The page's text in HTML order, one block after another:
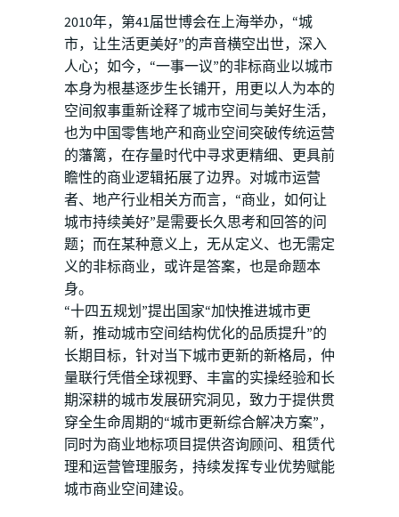
2010年，第41届世博会在上海举办，“城
市，让生活更美好”的声音横空出世，深入
人心；如今，“一事一议”的非标商业以城市
本身为根基逐步生长铺开，用更以人为本的
空间叙事重新诠释了城市空间与美好生活，
也为中国零售地产和商业空间突破传统运营
的藩篱，在存量时代中寻求更精细、更具前
瞻性的商业逻辑拓展了边界。对城市运营
者、地产行业相关方而言，“商业，如何让
城市持续美好”是需要长久思考和回答的问
题；而在某种意义上，无从定义、也无需定
义的非标商业，或许是答案，也是命题本
身。
“十四五规划”提出国家“加快推进城市更
新，推动城市空间结构优化的品质提升”的
长期目标，针对当下城市更新的新格局，仲
量联行凭借全球视野、丰富的实操经验和长
期深耕的城市发展研究洞见，致力于提供贯
穿全生命周期的“城市更新综合解决方案”，
同时为商业地标项目提供咨询顾问、租赁代
理和运营管理服务，持续发挥专业优势赋能
城市商业空间建设。